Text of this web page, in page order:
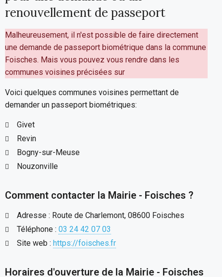
renouvellement de passeport
Malheureusement, il n'est possible de faire directement
une demande de passeport biométrique dans la commune
Foisches. Mais vous pouvez vous rendre dans les
communes voisines précisées sur
Voici quelques communes voisines permettant de
demander un passeport biométriques:
Givet
Revin
Bogny-sur-Meuse
Nouzonville
Comment contacter la Mairie - Foisches ?
Adresse : Route de Charlemont, 08600 Foisches
Téléphone : 03 24 42 07 03
Site web : https://foisches.fr
Horaires d'ouverture de la Mairie - Foisches